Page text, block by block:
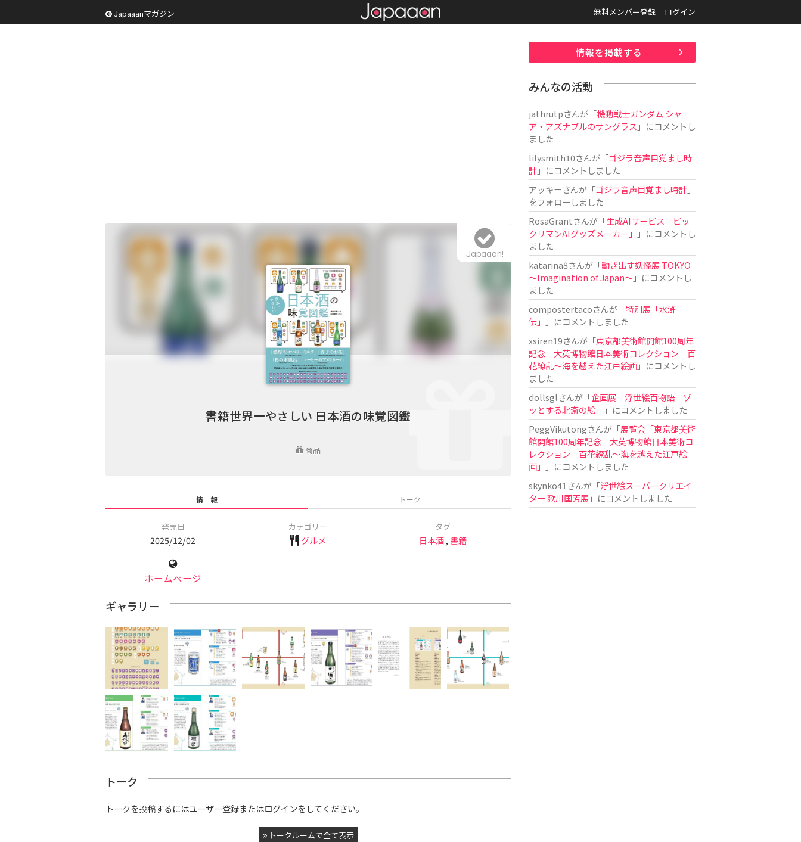
Japaaanマガジン 無料メンバー登録 ログイン
書籍世界一やさしい 日本酒の味覚図鑑
商品
Japaaan!
情 報 トーク
発売日
2025/12/02
カテゴリー
グルメ
タグ
日本酒, 書籍
ホームページ
ギャラリー
トーク
トークを投稿するにはユーザー登録またはログインをしてください。
トークルームで全て表示
情報を掲載する
みんなの活動
jathrutpさんが「機動戦士ガンダム シャ
ア・アズナブルのサングラス 」にコメントし
ました
lilysmith10さんが「ゴジラ音声目覚まし時
計」にコメントしました
アッキーさんが「ゴジラ音声目覚まし時計」
をフォローしました
RosaGrantさんが「生成AIサービス「ビッ
クリマンAIグッズメーカー」
」にコメントし
ました
katarina8さんが「動き出す妖怪展 TOKYO
〜Imagination of Japan〜」にコメントし
ました
compostertacoさんが「特別展「水滸
伝」
」にコメントしました
xsiren19さんが「東京都美術館開館100周年
記念 大英博物館日本美術コレクション 百
花繚乱～海を越えた江戸絵画」にコメントし
ました
dollsglさんが「企画展「浮世絵百物語 ゾ
ッとする北斎の絵」
」にコメントしました
PeggVikutongさんが「展覧会「東京都美術
館開館100周年記念 大英博物館日本美術コ
レクション 百花繚乱〜海を越えた江戸絵
画」
」にコメントしました
skynko41 さんが「浮世絵スーパークリエイ
ター 歌川国芳展 」にコメントしました